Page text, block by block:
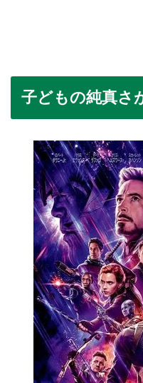
子どもの純真さ